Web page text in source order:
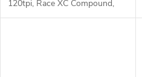
120tpi, Race XC Compound,
žlutý